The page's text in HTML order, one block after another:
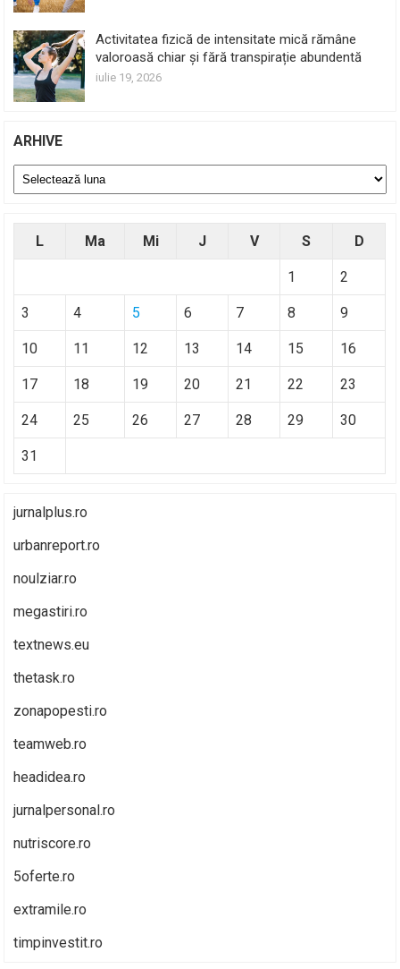
Activitatea fizică de intensitate mică rămâne
valoroasă chiar și fără transpirație abundentă
iulie 19, 2026
ARHIVE
Arhive
L Ma Mi J V S D
1 2
3 4 5 6 7 8 9
10 11 12 13 14 15 16
17 18 19 20 21 22 23
24 25 26 27 28 29 30
31
jurnalplus.ro
urbanreport.ro
noulziar.ro
megastiri.ro
textnews.eu
thetask.ro
zonapopesti.ro
teamweb.ro
headidea.ro
jurnalpersonal.ro
nutriscore.ro
5oferte.ro
extramile.ro
timpinvestit.ro